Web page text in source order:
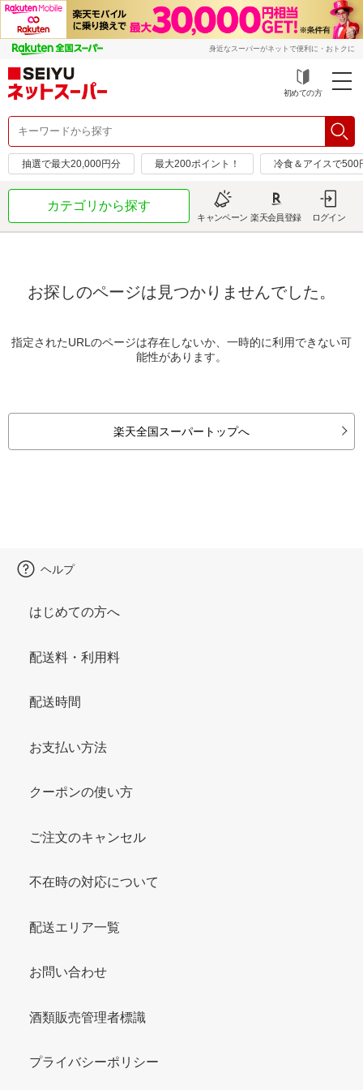
身近なスーパーがネットで便利に・おトクに
初めての方
抽選で最大20,000円分 最大200ポイント！ 冷食＆アイスで500
カテゴリから探す
キャンペーン 楽天会員登録 ログイン
お探しのページは見つかりませんでした。
指定されたURLのページは存在しないか、一時的に利用できない可
能性があります。
楽天全国スーパートップへ
ヘルプ
はじめての方へ
配送料・利用料
配送時間
お支払い方法
クーポンの使い方
ご注文のキャンセル
不在時の対応について
配送エリア一覧
お問い合わせ
酒類販売管理者標識
プライバシーポリシー